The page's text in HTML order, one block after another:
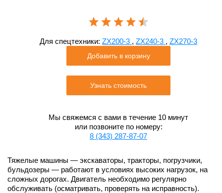
Для спецтехники: ZX200-3 , ZX240-3 , ZX270-3
Добавить в корзину
Узнать стоимость
Мы свяжемся с вами в течение 10 минут
или позвоните по номеру:
8 (343) 287-87-07
Тяжелые машины — экскаваторы, тракторы, погрузчики,
бульдозеры — работают в условиях высоких нагрузок, на
сложных дорогах. Двигатель необходимо регулярно
обслуживать (осматривать, проверять на исправность).